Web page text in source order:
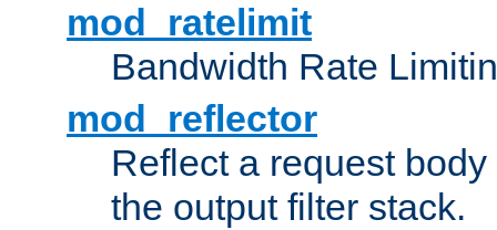
mod_ratelimit
Bandwidth Rate
mod_reflector
Reflect a request
the output filter stack.